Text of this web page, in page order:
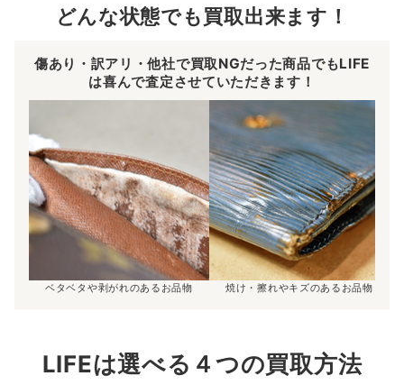
どんな状態でも買取出来ます！
傷あり・訳アリ・他社で買取NGだった商品でもLIFE
は喜んで査定させていただきます！
ベタベタや剥がれのあるお品物 焼け・擦れやキズのあるお品物
LIFEは選べる４つの買取方法